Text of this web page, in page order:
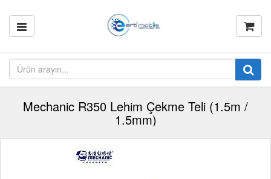
Mechanic R350 Lehim Çekme Teli (1.5m /
1.5mm)